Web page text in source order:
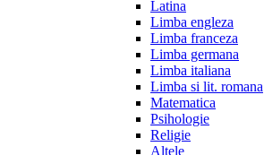
Latina
Limba engleza
Limba franceza
Limba germana
Limba italiana
Limba si lit. romana
Matematica
Psihologie
Religie
Altele